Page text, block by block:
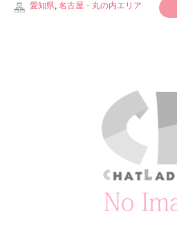
愛知県, 名古屋・丸の内エリア